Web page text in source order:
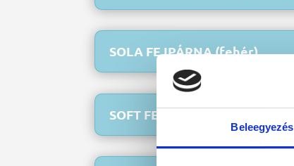
Beleegyezés
SOLA FEJPÁRNA (fehér)
SOFT FEJPÁRNA (kék)